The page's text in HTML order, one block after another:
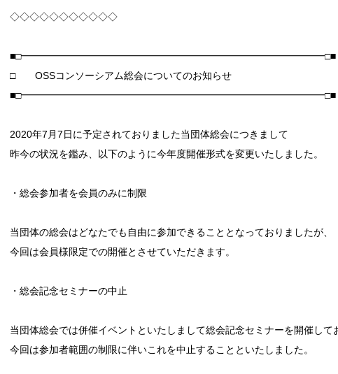
◇◇◇◇◇◇◇◇◇◇◇
■□━━━━━━━━━━━━━━━━━━━━━━━━━━━━━━━□■
□ OSSコンソーシアム総会についてのお知らせ
■□━━━━━━━━━━━━━━━━━━━━━━━━━━━━━━━□■
2020年7月7日に予定されておりました当団体総会につきまして
昨今の状況を鑑み、以下のように今年度開催形式を変更いたしました。
・総会参加者を会員のみに制限
当団体の総会はどなたでも自由に参加できることとなっておりましたが、
今回は会員様限定での開催とさせていただきます。
・総会記念セミナーの中止
当団体総会では併催イベントといたしまして総会記念セミナーを開催して
今回は参加者範囲の制限に伴いこれを中止することといたしました。